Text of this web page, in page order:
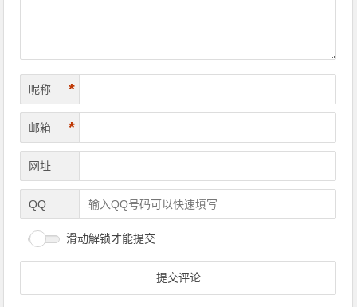
昵称 *
邮箱 *
网址
QQ
滑动解锁才能提交